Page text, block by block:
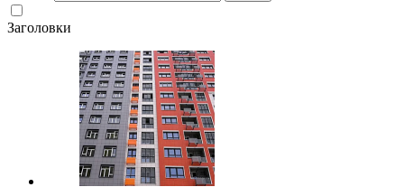
Заголовки